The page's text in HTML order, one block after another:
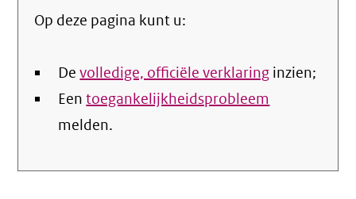
Op deze pagina kunt u:
Devolledige, officiële verklaring inzien;
Eentoegankelijkheidsprobleem
melden.